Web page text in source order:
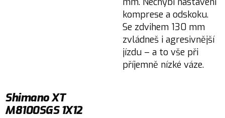
komprese a odskoku.
Se zdvihem 130 mm
zvládneš i agresivnější
jízdu – a to vše při
příjemně nízké váze.
Shimano XT
M8100SGS 1X12